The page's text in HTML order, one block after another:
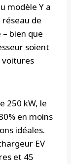
modèle Y a
de
bien que
soient
voitures
250 kW, le
en moins
idéales.
EV
et 45